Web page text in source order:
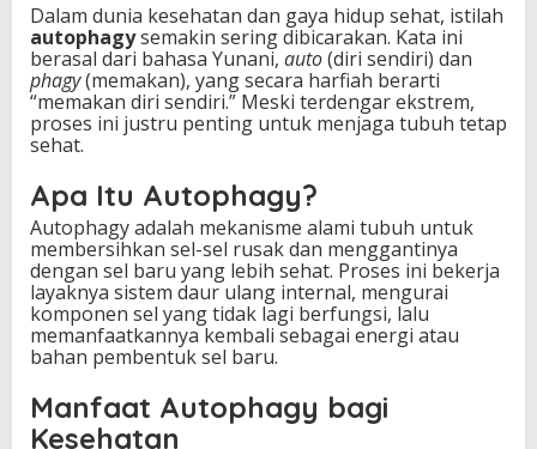
Dalam dunia kesehatan dan gaya hidup sehat, istilah
autophagysemakin sering dibicarakan. Kata ini
berasal dari bahasa Yunani, auto(diri sendiri) dan
phagy(memakan), yang secara harfiah berarti
“memakan diri sendiri.” Meski terdengar ekstrem,
proses ini justru penting untuk menjaga tubuh tetap
sehat.
Apa Itu Autophagy?
Autophagy adalah mekanisme alami tubuh untuk
membersihkan sel-sel rusak dan menggantinya
dengan sel baru yang lebih sehat. Proses ini bekerja
layaknya sistem daur ulang internal, mengurai
komponen sel yang tidak lagi berfungsi, lalu
memanfaatkannya kembali sebagai energi atau
bahan pembentuk sel baru.
Manfaat Autophagy bagi
Kesehatan